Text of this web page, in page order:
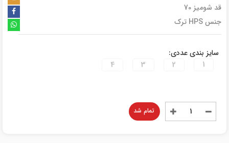
قد شومیز 70
جنس HPS ترک
سایز بندی عددی:
1
2
3
4
تمام شد